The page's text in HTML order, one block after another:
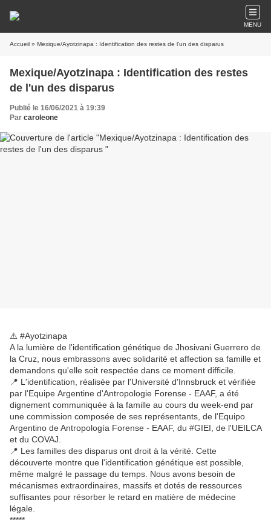
MENU
Accueil » Mexique/Ayotzinapa : Identification des restes de l'un des disparus
Mexique/Ayotzinapa : Identification des restes
de l'un des disparus
Publié le 16/06/2021 à 19:39
Par caroleone
⚠️ #Ayotzinapa
A la lumière de l'identification génétique de Jhosivani Guerrero de
la Cruz, nous embrassons avec solidarité et affection sa famille et
demandons qu'elle soit respectée dans ce moment difficile.
📍 L'identification, réalisée par l'Université d'Innsbruck et vérifiée
par l'Equipe Argentine d'Antropologie Forense - EAAF, a été
dignement communiquée à la famille au cours du week-end par
une commission composée de ses représentants, de l'Equipo
Argentino de Antropología Forense - EAAF, du #GIEI, de l'UEILCA
et du COVAJ.
📍 Les familles des disparus ont droit à la vérité. Cette
découverte montre que l'identification génétique est possible,
même malgré le passage du temps. Nous avons besoin de
mécanismes extraordinaires, massifs et dotés de ressources
suffisantes pour résorber le retard en matière de médecine
légale.
*****